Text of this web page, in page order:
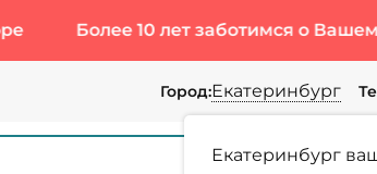
Более 10 лет заботимся о Вашем выборе
Город:Екатеринбург
Екатеринбург